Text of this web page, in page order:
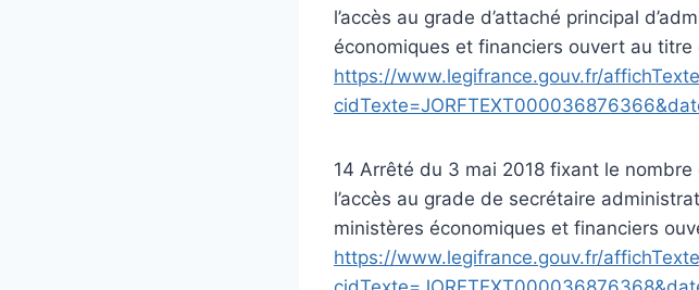
l’accès au grade d’attaché principal
économiques et financiers ouvert au titre
https://www.legifrance.gouv.fr/
14 Arrêté du 3 mai 2018 fixant le
l’accès au grade de secrétaire
ministères économiques et financiers
https://www.legifrance.gouv.fr/